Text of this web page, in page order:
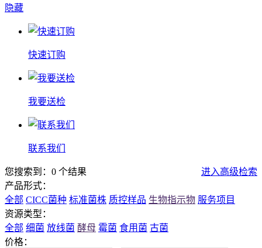
隐藏
快速订购
我要送检
联系我们
您搜索到：0 个结果
进入高级检索
产品形式：
全部 CICC菌种 标准菌株 质控样品 生物指示物 服务项目
资源类型：
全部 细菌 放线菌 酵母 霉菌 食用菌 古菌
价格：